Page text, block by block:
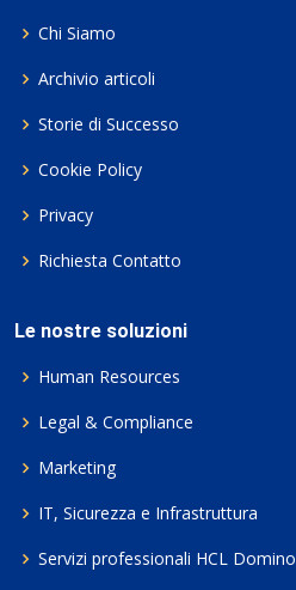
Chi Siamo
Archivio articoli
Storie di Successo
Cookie Policy
Privacy
Richiesta Contatto
Le nostre soluzioni
Human Resources
Legal & Compliance
Marketing
IT, Sicurezza e Infrastruttura
Servizi professionali HCL Domino